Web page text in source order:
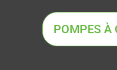
POMPES À